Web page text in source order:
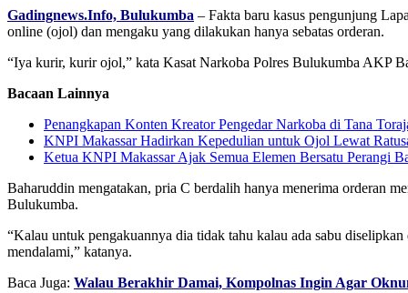
Gadingnews.Info, Bulukumba – Fakta baru kasus pengunjung
online (ojol) dan mengaku yang dilakukan hanya sebatas orderan.
“Iya kurir, kurir ojol,” kata Kasat Narkoba Polres Bulukumba AKP
Bacaan Lainnya
Penangkapan Konten Kreator Pengedar Narkoba di Tana
KNPI Makassar Hadirkan Kepedulian untuk Ojol Lewat
Ketua KNPI Makassar Ajak Semua Elemen Bersatu Perangi
Baharuddin mengatakan, pria C berdalih hanya menerima orderan
Bulukumba.
“Kalau untuk pengakuannya dia tidak tahu kalau ada sabu
mendalami,” katanya.
Baca Juga: Walau Berakhir Damai, Kompolnas Ingin Agar